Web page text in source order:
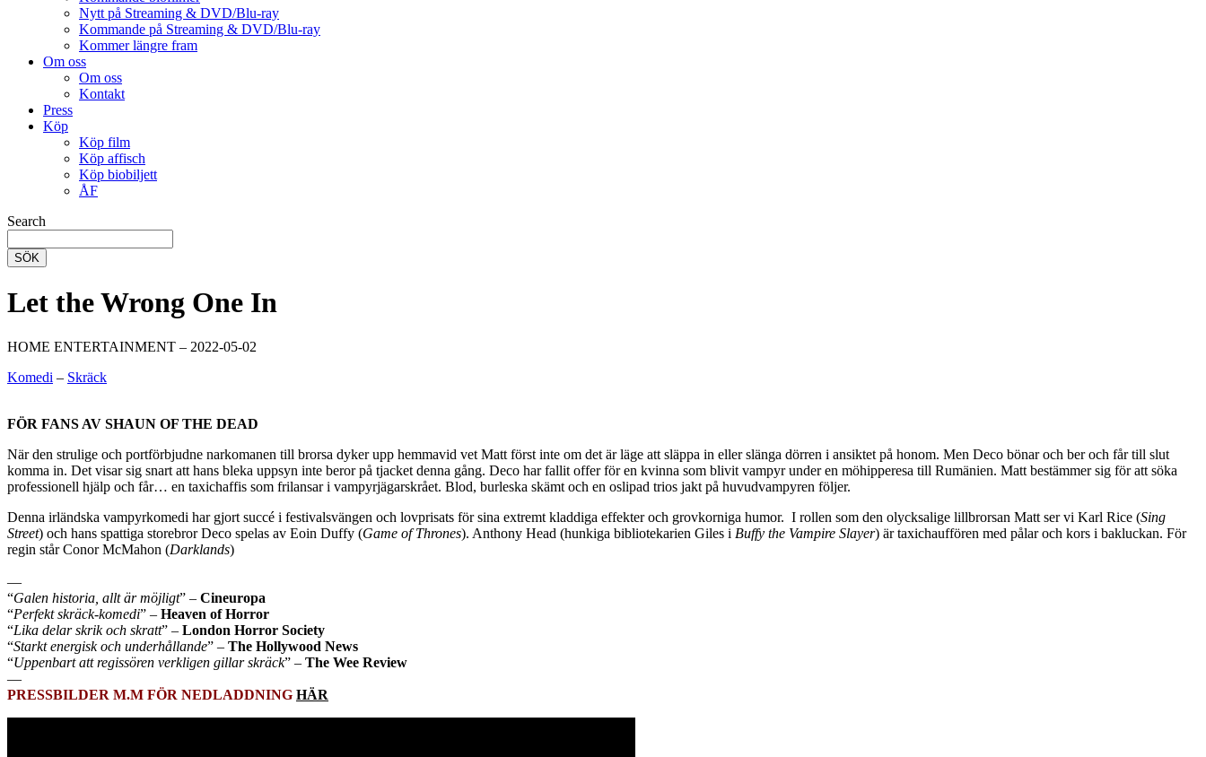
Nytt på Streaming & DVD/Blu-ray
Kommande på Streaming & DVD/Blu-ray
Kommer längre fram
Om oss
Om oss
Kontakt
Press
Köp
Köp film
Köp affisch
Köp biobiljett
ÅF
Search
SÖK
Let the Wrong One In
HOME ENTERTAINMENT – 2022-05-02
Komedi – Skräck
FÖR FANS AV SHAUN OF THE DEAD
När den strulige och portförbjudne narkomanen till brorsa dyker upp hemmavid vet Matt först inte om det är läge att släppa in eller slänga dörren i ansiktet på honom. Men Deco bönar och ber och får till slut
komma in. Det visar sig snart att hans bleka uppsyn inte beror på tjacket denna gång. Deco har fallit offer för en kvinna som blivit vampyr under en möhipperesa till Rumänien. Matt bestämmer sig för att söka
professionell hjälp och får… en taxichaffis som frilansar i vampyrjägarskrået. Blod, burleska skämt och en oslipad trios jakt på huvudvampyren följer.
Denna irländska vampyrkomedi har gjort succé i festivalsvängen och lovprisats för sina extremt kladdiga effekter och grovkorniga humor. I rollen som den olycksalige lillbrorsan Matt ser vi Karl Rice (Sing
Street) och hans spattiga storebror Deco spelas av Eoin Duffy (Game of Thrones). Anthony Head (hunkiga bibliotekarien Giles i Buffy the Vampire Slayer) är taxichauffören med pålar och kors i bakluckan. För
regin står Conor McMahon (Darklands)
—
“Galen historia, allt är möjligt” – Cineuropa
“Perfekt skräck-komedi” – Heaven of Horror
“Lika delar skrik och skratt” – London Horror Society
“Starkt energisk och underhållande” – The Hollywood News
“Uppenbart att regissören verkligen gillar skräck” – The Wee Review
—
PRESSBILDER M.M FÖR NEDLADDNING HÄR